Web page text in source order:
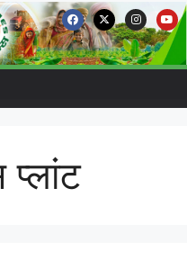
प्लांट